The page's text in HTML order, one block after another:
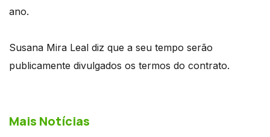
ano.
Susana Mira Leal diz que a seu tempo serão
publicamente divulgados os termos do contrato.
Mais Notícias